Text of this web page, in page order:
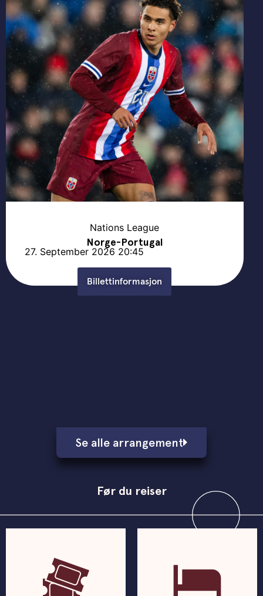
Nations League
Norge-Portugal
27. September 2026 20:45
Billettinformasjon
Se alle arrangement
Før du reiser